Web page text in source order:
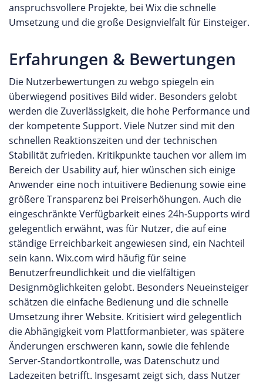
anspruchsvollere Projekte, bei Wix die schnelle
Umsetzung und die große Designvielfalt für Einsteiger.
Erfahrungen & Bewertungen
Die Nutzerbewertungen zu webgo spiegeln ein
überwiegend positives Bild wider. Besonders gelobt
werden die Zuverlässigkeit, die hohe Performance und
der kompetente Support. Viele Nutzer sind mit den
schnellen Reaktionszeiten und der technischen
Stabilität zufrieden. Kritikpunkte tauchen vor allem im
Bereich der Usability auf, hier wünschen sich einige
Anwender eine noch intuitivere Bedienung sowie eine
größere Transparenz bei Preiserhöhungen. Auch die
eingeschränkte Verfügbarkeit eines 24h-Supports wird
gelegentlich erwähnt, was für Nutzer, die auf eine
ständige Erreichbarkeit angewiesen sind, ein Nachteil
sein kann. Wix.com wird häufig für seine
Benutzerfreundlichkeit und die vielfältigen
Designmöglichkeiten gelobt. Besonders Neueinsteiger
schätzen die einfache Bedienung und die schnelle
Umsetzung ihrer Website. Kritisiert wird gelegentlich
die Abhängigkeit vom Plattformanbieter, was spätere
Änderungen erschweren kann, sowie die fehlende
Server-Standortkontrolle, was Datenschutz und
Ladezeiten betrifft. Insgesamt zeigt sich, dass Nutzer